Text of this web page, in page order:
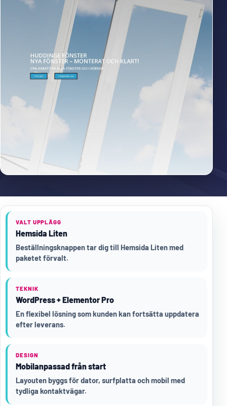
VALT UPPLÄGG
Hemsida Liten
Beställningsknappen tar dig till Hemsida Liten med
paketet förvalt.
TEKNIK
WordPress + Elementor Pro
En flexibel lösning som kunden kan fortsätta uppdatera
efter leverans.
DESIGN
Mobilanpassad från start
Layouten byggs för dator, surfplatta och mobil med
tydliga kontaktvägar.